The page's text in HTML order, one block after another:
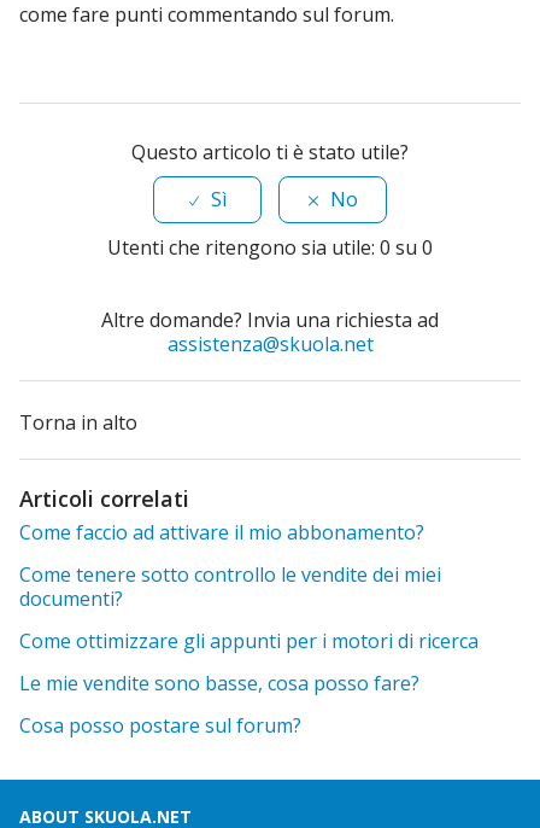
come fare punti commentando sul forum.
Questo articolo ti è stato utile?
Sì
No
Utenti che ritengono sia utile: 0 su 0
Altre domande? Invia una richiesta ad
assistenza@skuola.net
Torna in alto
Articoli correlati
Come faccio ad attivare il mio abbonamento?
Come tenere sotto controllo le vendite dei miei
documenti?
Come ottimizzare gli appunti per i motori di ricerca
Le mie vendite sono basse, cosa posso fare?
Cosa posso postare sul forum?
ABOUT SKUOLA.NET